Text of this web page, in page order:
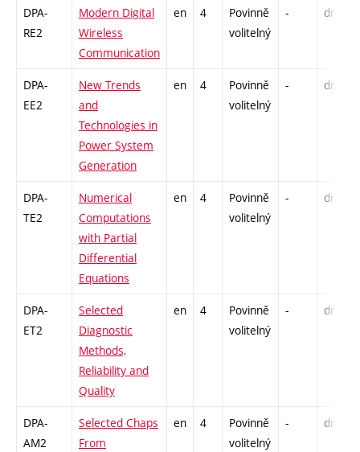
DPA-
RE2
Modern Digital
Wireless
Communication
en 4
Povinně
volitelný
- drzk
DPA-
EE2
New Trends
and
Technologies in
Power System
Generation
en 4
Povinně
volitelný
- drzk
DPA-
TE2
Numerical
Computations
with Partial
Differential
Equations
en 4
Povinně
volitelný
- drzk
DPA-
ET2
Selected
Diagnostic
Methods,
Reliability and
Quality
en 4
Povinně
volitelný
- drzk
DPA-
AM2
Selected Chaps
From
en 4
Povinně
volitelný
- drzk